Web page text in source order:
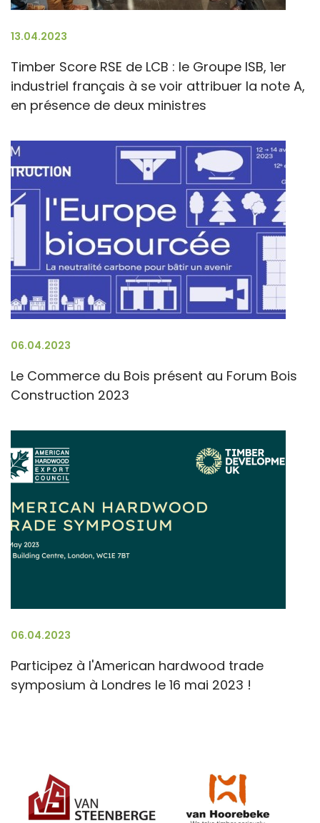
13.04.2023
Timber Score RSE de LCB : le Groupe ISB, 1er
industriel français à se voir attribuer la note A,
en présence de deux ministres
06.04.2023
Le Commerce du Bois présent au Forum Bois
Construction 2023
06.04.2023
Participez à l'American hardwood trade
symposium à Londres le 16 mai 2023 !